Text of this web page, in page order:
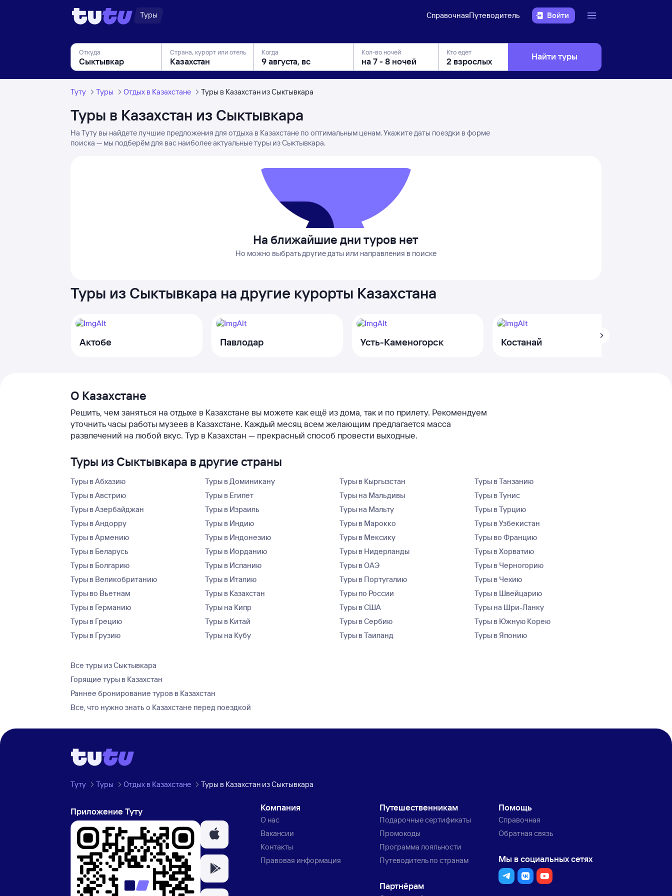
Туры СправочнаяПутеводитель Войти
Откуда Страна, курорт или отель Когда Кол-во ночей Кто едет Найти туры
Туту Туры Отдых в Казахстане Туры в Казахстан из Сыктывкара
Туры в Казахстан из Сыктывкара
На Туту вы найдете лучшие предложения для отдыха в Казахстане по оптимальным ценам. Укажите даты поездки в форме
поиска — мы подберём для вас наиболее актуальные туры из Сыктывкара.
На ближайшие дни туров нет
Но можно выбрать другие даты или направления в поиске
Туры из Сыктывкара на другие курорты Казахстана
Актобе Павлодар Усть-Каменогорск Костанай
О Казахстане
Решить, чем заняться на отдыхе в Казахстане вы можете как ещё из дома, так и по прилету. Рекомендуем
уточнить часы работы музеев в Казахстане. Каждый месяц всем желающим предлагается масса
развлечений на любой вкус. Тур в Казахстан — прекрасный способ провести выходные.
Туры из Сыктывкара в другие страны
Туры в Абхазию
Туры в Австрию
Туры в Азербайджан
Туры в Андорру
Туры в Армению
Туры в Беларусь
Туры в Болгарию
Туры в Великобританию
Туры во Вьетнам
Туры в Германию
Туры в Грецию
Туры в Грузию
Туры в Доминикану
Туры в Египет
Туры в Израиль
Туры в Индию
Туры в Индонезию
Туры в Иорданию
Туры в Испанию
Туры в Италию
Туры в Казахстан
Туры на Кипр
Туры в Китай
Туры на Кубу
Туры в Кыргызстан
Туры на Мальдивы
Туры на Мальту
Туры в Марокко
Туры в Мексику
Туры в Нидерланды
Туры в ОАЭ
Туры в Португалию
Туры по России
Туры в США
Туры в Сербию
Туры в Таиланд
Туры в Танзанию
Туры в Тунис
Туры в Турцию
Туры в Узбекистан
Туры во Францию
Туры в Хорватию
Туры в Черногорию
Туры в Чехию
Туры в Швейцарию
Туры на Шри-Ланку
Туры в Южную Корею
Туры в Японию
Все туры из Сыктывкара
Горящие туры в Казахстан
Раннее бронирование туров в Казахстан
Все, что нужно знать о Казахстане перед поездкой
Туту Туры Отдых в Казахстане Туры в Казахстан из Сыктывкара
Приложение Туту Компания
О нас
Вакансии
Контакты
Правовая информация
Путешественникам
Подарочные сертификаты
Промокоды
Программа лояльности
Путеводитель по странам
Партнёрам
Помощь
Справочная
Обратная связь
Мы в социальных сетях